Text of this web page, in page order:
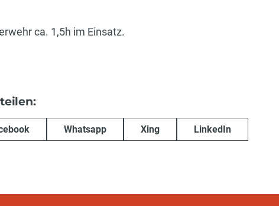
ca. 1,5h im Einsatz.
Whatsapp Xing LinkedIn